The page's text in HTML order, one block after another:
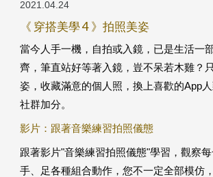
2021.04.24
《 穿搭美學 4 》拍照美姿
當今人手一機，自拍或入鏡，已是生活一
齊，筆直站好等著入鏡，豈不呆若木雞？
姿，收藏滿意的個人照，換上喜歡的App
社群加分。
影片：跟著音樂練習拍照儀態
跟著影片"音樂練習拍照儀態"學習，觀察每
手、足各種組合動作，您不一定全部模仿